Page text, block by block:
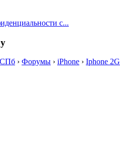
с...
СПб › Форумы › iPhone › Iphone 2G